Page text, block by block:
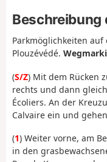
Beschreibung
Parkmöglichkeiten auf
Plouzévédé.
(S/Z) Mit dem Rücken
rechts und dann
Écoliers. An der
Calvaire ein und
(1) Weiter vorne, am
in den